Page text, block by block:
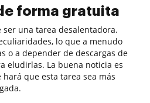
forma gratuita
una tarea desalentadora.
lo que a menudo
o a depender de descargas de
eludirlas. La buena noticia es
que esta tarea sea más